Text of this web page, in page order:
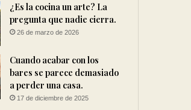
¿Es la cocina un arte? La
pregunta que nadie cierra.
26 de marzo de 2026
Cuando acabar con los
bares se parece demasiado
a perder una casa.
17 de diciembre de 2025